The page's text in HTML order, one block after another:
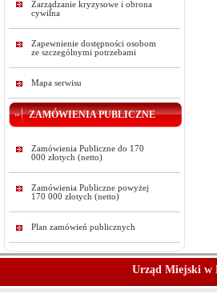
Zarządzanie kryzysowe i obrona
cywilna
Zapewnienie dostępności osobom
ze szczególnymi potrzebami
Mapa serwisu
ZAMÓWIENIA PUBLICZNE
Zamówienia Publiczne do 170
000 złotych (netto)
Zamówienia Publiczne powyżej
170 000 złotych (netto)
Plan zamówień publicznych
Urząd Miejski w